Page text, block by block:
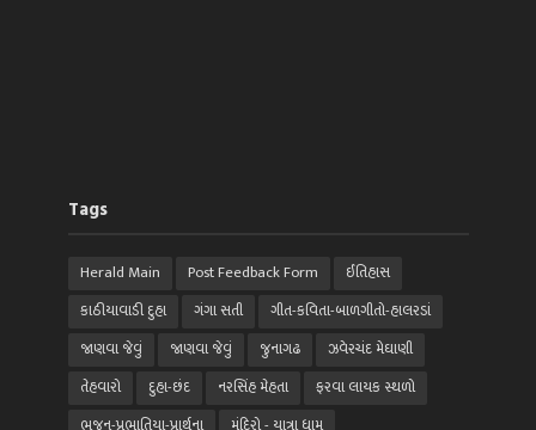
Tags
Herald Main Post Feedback Form
ઈતિહાસ
કાઠીયાવાડી દુહા
ગંગા સતી
ગીત-કવિતા-બાળગીતો-હાલરડાં
જાણવા જેવું
જાણવા જેવું જુનાગઢ
ઝવેરચંદ મેઘાણી
તેહવારો
દુહા-છંદ નરસિંહ મેહતા
ફરવા લાયક સ્થળો